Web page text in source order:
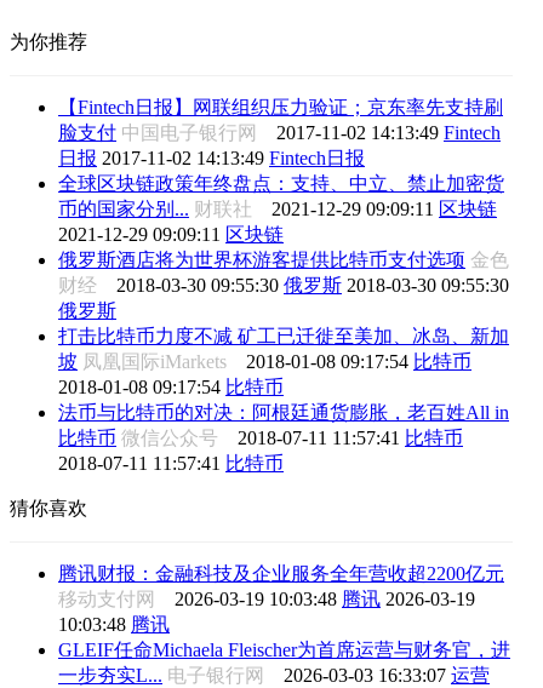
为你推荐
【Fintech日报】网联组织压力验证；京东率先支持刷
脸支付 中国电子银行网 2017-11-02 14:13:49 Fintech
日报 2017-11-02 14:13:49 Fintech日报
全球区块链政策年终盘点：支持、中立、禁止加密货
币的国家分别... 财联社 2021-12-29 09:09:11 区块链
2021-12-29 09:09:11 区块链
俄罗斯酒店将为世界杯游客提供比特币支付选项 金色
财经 2018-03-30 09:55:30 俄罗斯 2018-03-30 09:55:30
俄罗斯
打击比特币力度不减 矿工已迁徙至美加、冰岛、新加
坡 凤凰国际iMarkets 2018-01-08 09:17:54 比特币
2018-01-08 09:17:54 比特币
法币与比特币的对决：阿根廷通货膨胀，老百姓All in
比特币 微信公众号 2018-07-11 11:57:41 比特币
2018-07-11 11:57:41 比特币
猜你喜欢
腾讯财报：金融科技及企业服务全年营收超2200亿元
移动支付网 2026-03-19 10:03:48 腾讯 2026-03-19
10:03:48 腾讯
GLEIF任命Michaela Fleischer为首席运营与财务官，进
一步夯实L... 电子银行网 2026-03-03 16:33:07 运营